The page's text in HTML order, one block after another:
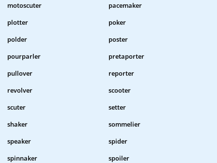
motoscuter
pacemaker
plotter
poker
polder
poster
pourparler
pretaporter
pullover
reporter
revolver
scooter
scuter
setter
shaker
sommelier
speaker
spider
spinnaker
spoiler